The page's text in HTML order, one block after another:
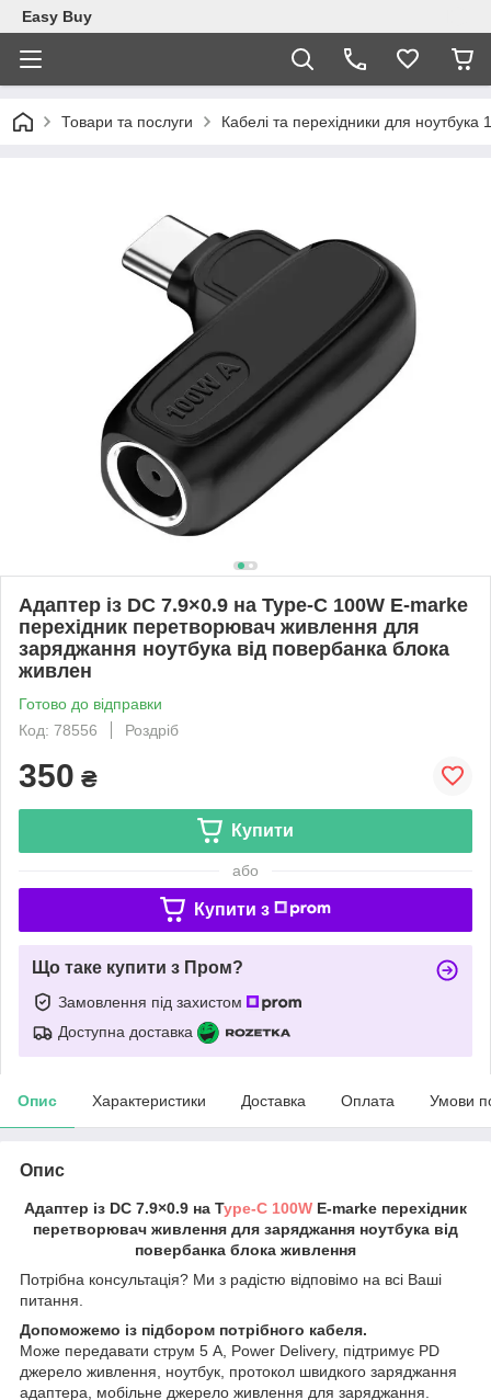
Easy Buy
Товари та послуги Кабелі та перехідники для ноутбука
Адаптер із DC 7.9×0.9 на Type-C 100W E-marke
перехідник перетворювач живлення для
заряджання ноутбука від повербанка блока
живлен
Готово до відправки
Код: 78556
Роздріб
350 ₴
Купити
або
Купити з
Що таке купити з Пром?
Замовлення під захистом
Доступна доставка
Опис Характеристики Доставка Оплата Умови
Опис
Адаптер із DC 7.9×0.9 на Type-C 100W E-marke перехідник
перетворювач живлення для заряджання ноутбука від
повербанка блока живлення
Потрібна консультація? Ми з радістю відповімо на всі Ваші
питання.
Допоможемо із підбором потрібного кабеля.
Може передавати струм 5 А, Power Delivery, підтримує PD
джерело живлення, ноутбук, протокол швидкого заряджання
адаптера, мобільне джерело живлення для заряджання.